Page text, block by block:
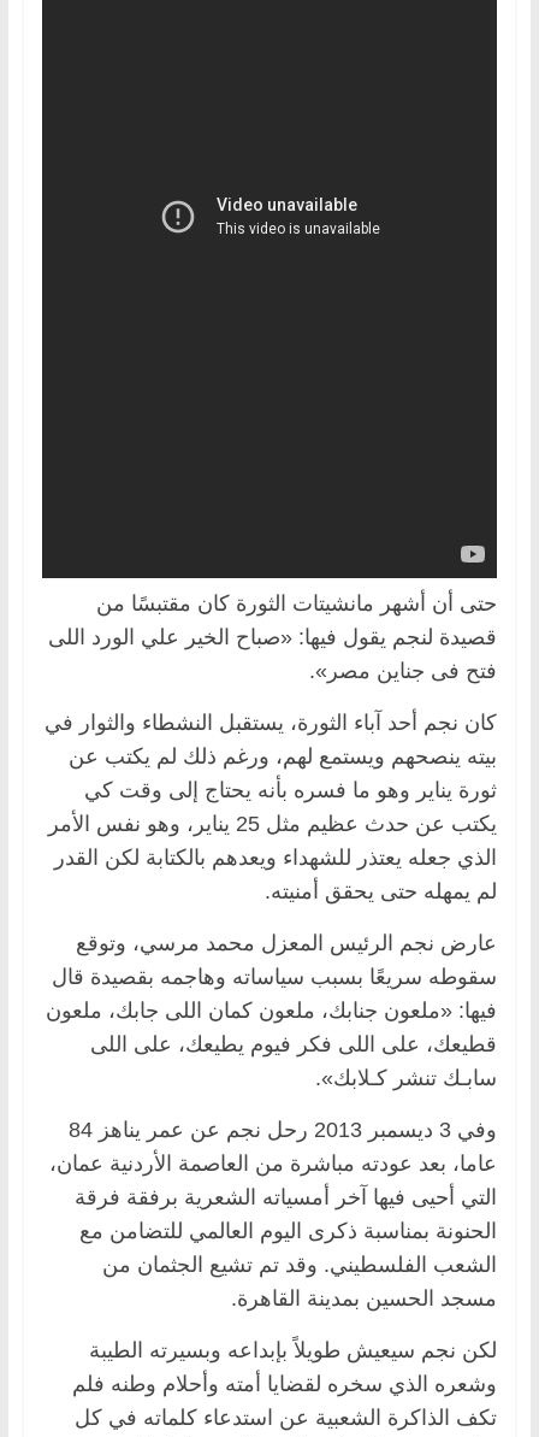
حتى أن أشهر مانشيتات الثورة كان مقتبسًا من
قصيدة لنجم يقول فيها: «صباح الخير علي الورد اللى
فتح فى جناين مصر».
كان نجم أحد آباء الثورة، يستقبل النشطاء والثوار في
بيته ينصحهم ويستمع لهم، ورغم ذلك لم يكتب عن
ثورة يناير وهو ما فسره بأنه يحتاج إلى وقت كي
يكتب عن حدث عظيم مثل 25 يناير، وهو نفس الأمر
الذي جعله يعتذر للشهداء ويعدهم بالكتابة لكن القدر
لم يمهله حتى يحقق أمنيته.
عارض نجم الرئيس المعزل محمد مرسي، وتوقع
سقوطه سريعًا بسبب سياساته وهاجمه بقصيدة قال
فيها: «ملعون جنابك، ملعون كمان اللى جابك، ملعون
قطيعك، على اللى فكر فيوم يطيعك، على اللى
سابـك تنشر كـلابك».
وفي 3 ديسمبر 2013 رحل نجم عن عمر يناهز 84
عاما، بعد عودته مباشرة من العاصمة الأردنية عمان،
التي أحيى فيها آخر أمسياته الشعرية برفقة فرقة
الحنونة بمناسبة ذكرى اليوم العالمي للتضامن مع
الشعب الفلسطيني. وقد تم تشيع الجثمان من
مسجد الحسين بمدينة القاهرة.
لكن نجم سيعيش طويلاً بإبداعه وبسيرته الطيبة
وشعره الذي سخره لقضايا أمته وأحلام وطنه فلم
تكف الذاكرة الشعبية عن استدعاء كلماته في كل